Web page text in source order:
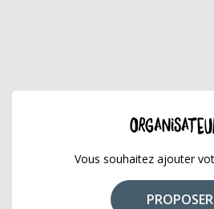
Vous souhaitez ajouter
PROPOSER